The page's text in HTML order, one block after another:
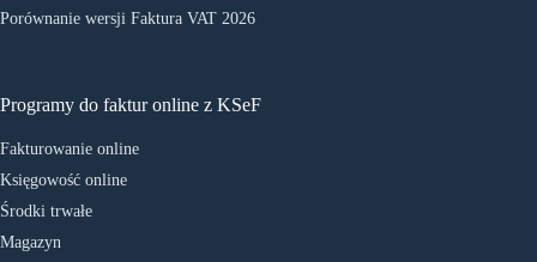
Porównanie wersji Faktura VAT 2026
Programy do faktur online z KSeF
Fakturowanie online
Księgowość online
Środki trwałe
Magazyn